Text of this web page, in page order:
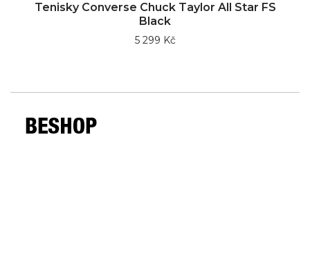
Tenisky Converse Chuck Taylor All Star FS
Black
5 299 Kč